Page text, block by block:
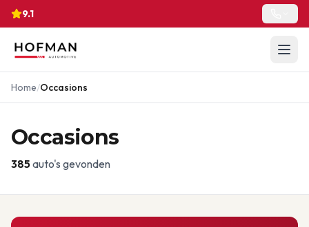
9.1
Home/Occasions
Occasions
385 auto's gevonden